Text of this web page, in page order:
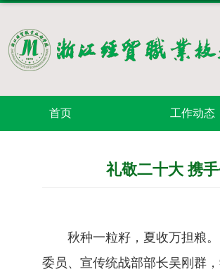
首页 工作动态
礼敬二十大 携
秋种一粒籽，夏收万担粮
委员、宣传统战部部长吴刚群